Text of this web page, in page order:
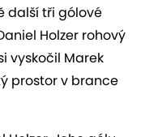
další tři gólové
Holzer rohový
vyskočil Marek
prostor v brance